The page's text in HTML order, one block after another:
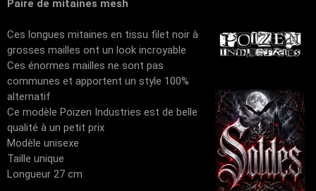
Paire de mitaines mesh
Ces longues mitaines en tissu filet noir à
grosses mailles ont un look incroyable
Ces énormes mailles ne sont pas
communes et apportent un style 100%
alternatif
Ce modèle Poizen Industries est de belle
qualité à un petit prix
Modèle unisexe
Taille unique
Longueur 27 cm